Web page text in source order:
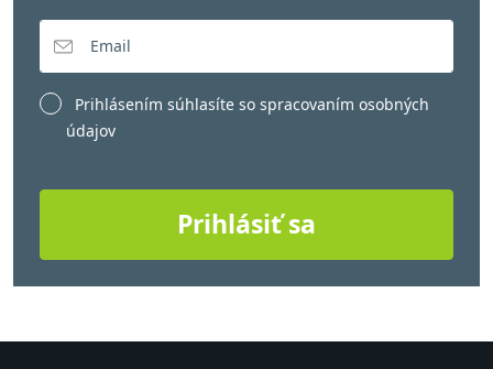
Prihlásením súhlasíte so spracovaním osobných
údajov
Prihlásiť sa